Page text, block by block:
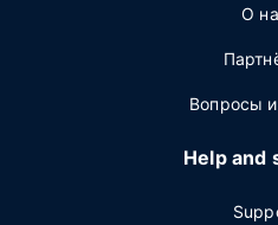
О
Вопросы
Help and